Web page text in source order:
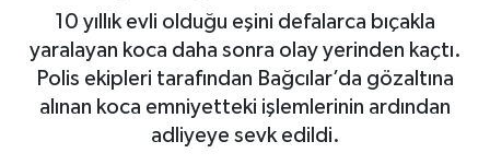
10 yıllık evli olduğu eşini defalarca bıçakla
yaralayan koca daha sonra olay yerinden kaçtı.
Polis ekipleri tarafından Bağcılar’da gözaltına
alınan koca emniyetteki işlemlerinin ardından
adliyeye sevk edildi.